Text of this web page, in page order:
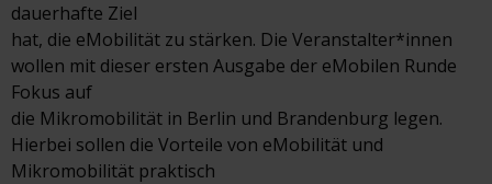
dauerhafte Ziel
hat, die eMobilität zu stärken. Die Veranstalter*innen
wollen mit dieser ersten Ausgabe der eMobilen Runde
Fokus auf
die Mikromobilität in Berlin und Brandenburg legen.
Hierbei sollen die Vorteile von eMobilität und
Mikromobilität praktisch